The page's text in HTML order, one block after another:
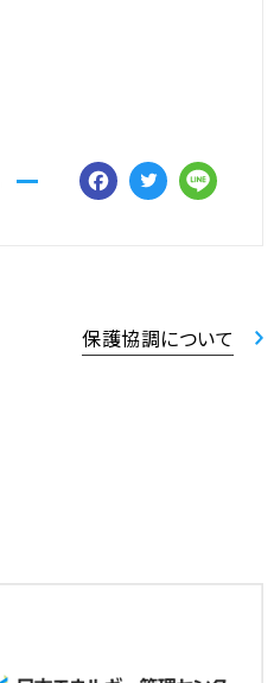
Facebook
Twitter
保護協調について